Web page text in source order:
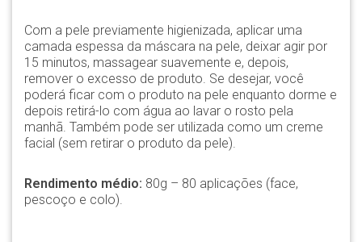
Com a pele previamente higienizada, aplicar uma
camada espessa da máscara na pele, deixar agir por
15 minutos, massagear suavemente e, depois,
remover o excesso de produto. Se desejar, você
poderá ficar com o produto na pele enquanto dorme e
depois retirá-lo com água ao lavar o rosto pela
manhã. Também pode ser utilizada como um creme
facial (sem retirar o produto da pele).
Rendimento médio: 80g – 80 aplicações (face,
pescoço e colo).